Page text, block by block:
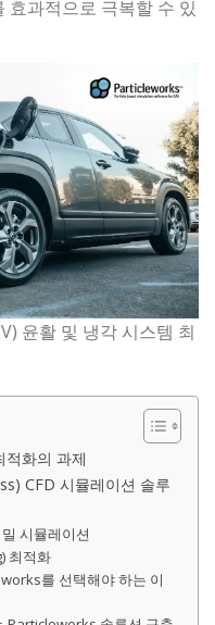
효과적으로 극복할 수 있
윤활 및 냉각 시스템 최
적화의 과제
CFD 시뮬레이션 솔루
시뮬레이션
최적화
를 선택해야 하는 이